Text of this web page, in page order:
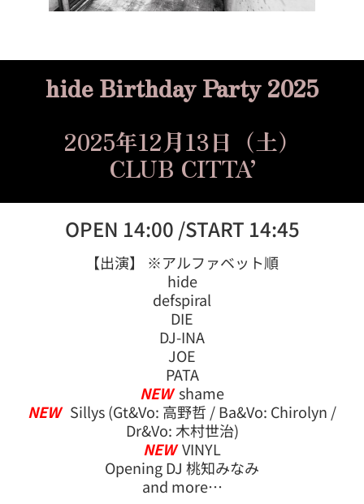
hide Birthday Party 2025
2025年12月13日（土）
CLUB CITTA’
OPEN 14:00 /START 14:45
【出演】 ※アルファベット順
hide
defspiral
DIE
DJ-INA
JOE
PATA
NEWshame
NEW Sillys (Gt&Vo: 高野哲 / Ba&Vo: Chirolyn /
Dr&Vo: 木村世治)
NEWVINYL
Opening DJ 桃知みなみ
and more…